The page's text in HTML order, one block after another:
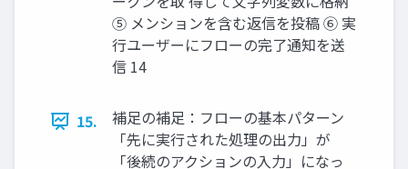
⑤ メンションを含む返信を投稿 ⑥ 実
行ユーザーにフローの完了通知を送
信 14
15.
補足の補足：フローの基本パターン
「先に実行された処理の出力」が
「後続のアクションの入力」になっ